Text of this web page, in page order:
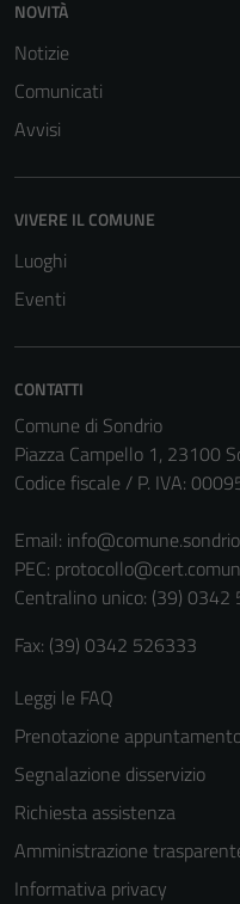
NOVITÀ
Notizie
Comunicati
Avvisi
VIVERE IL COMUNE
Luoghi
Eventi
CONTATTI
Comune di Sondrio
Piazza Campello 1, 23100
Codice fiscale / P. IVA:
Email:
PEC:
Centralino unico: (39) 0342
Fax: (39) 0342 526333
Leggi le FAQ
Prenotazione
Segnalazione disservizio
Richiesta assistenza
Amministrazione
Informativa privacy